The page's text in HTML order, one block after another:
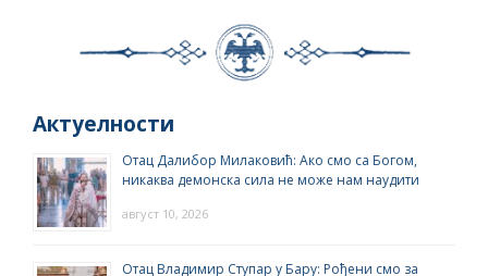
Актуелности
Отац Далибор Милаковић: Ако смо са Богом,
никаква демонска сила не може нам наудити
август 10, 2026
Отац Владимир Ступар у Бару: Рођени смо за